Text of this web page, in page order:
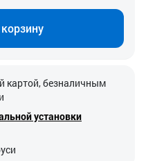
картой, безналичным
установки